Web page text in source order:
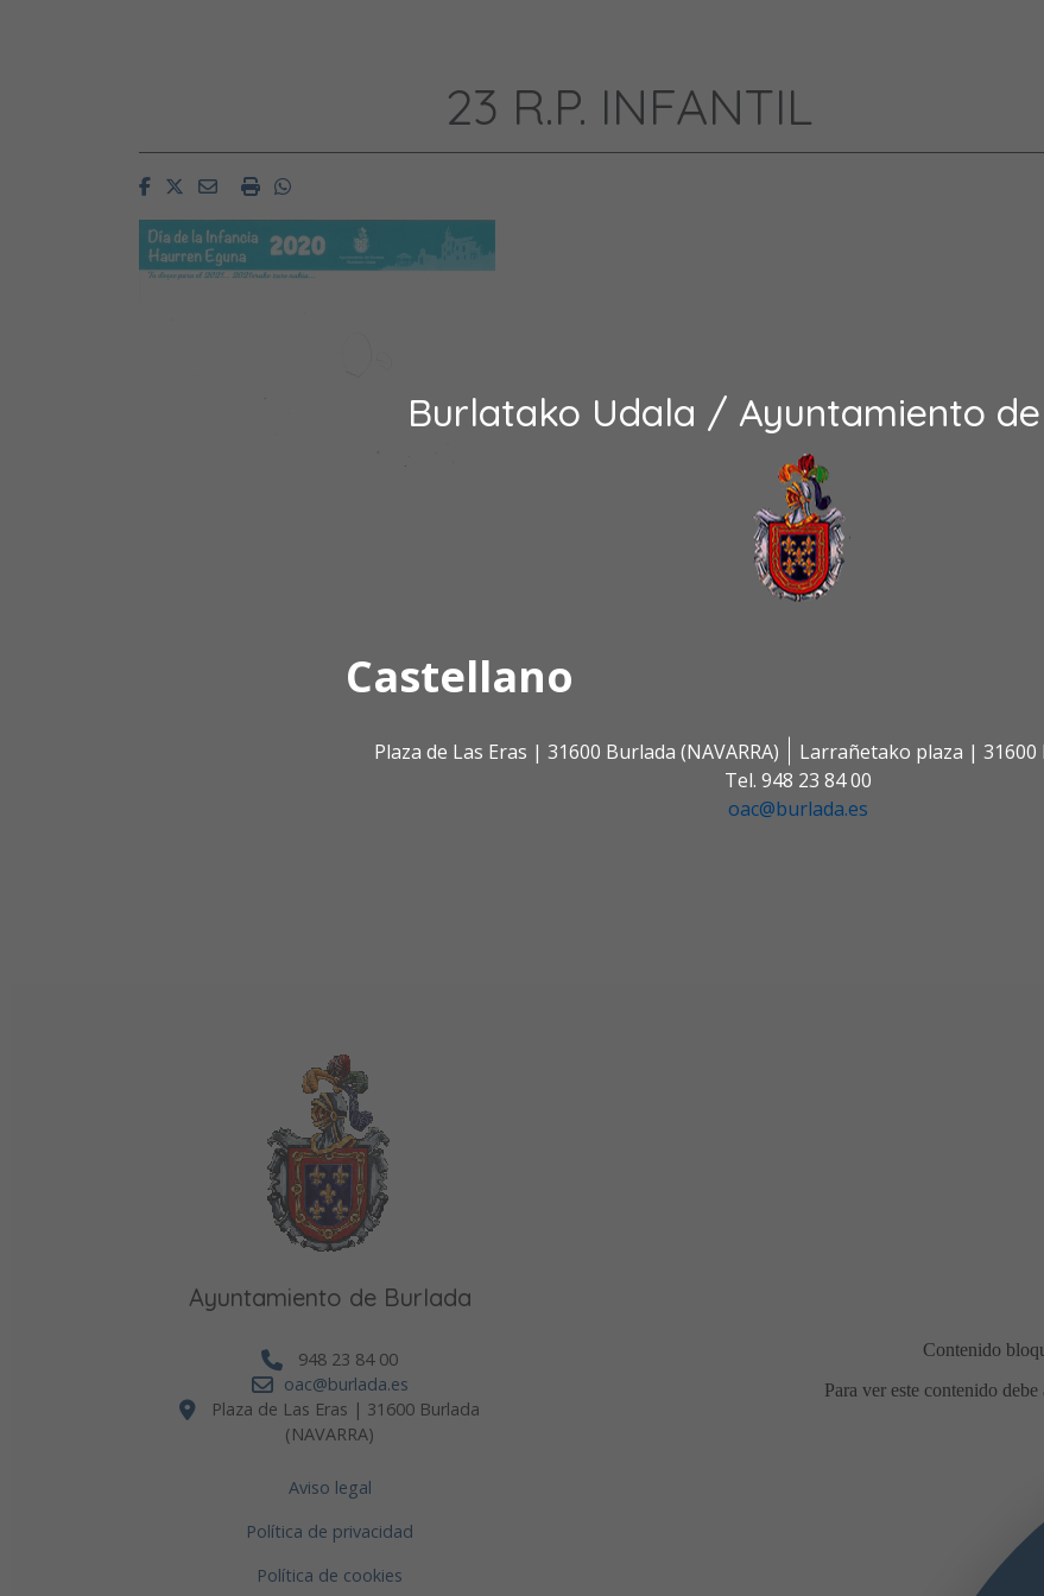
Burlatako Udala / Ayuntamiento
Castellano
Plaza de Las Eras | 31600 Burlada (NAVARRA)
Larrañetako plaza | 31600
Tel. 948 23 84 00
oac@burlada.es
23 R.P. INFANTIL
FacebookTwitterEmailImprimirWhatsapp
Ayuntamiento de Burlada
948 23 84 00
oac@burlada.es
Plaza de Las Eras | 31600 Burlada
(NAVARRA)
Aviso legal
Política de privacidad
Política de cookies